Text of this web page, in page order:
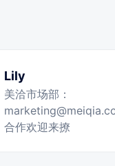
Lily
美洽市场部：
合作欢迎来撩